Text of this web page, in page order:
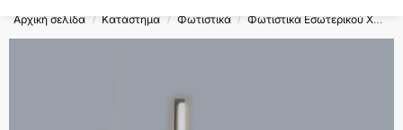
Αρχική σελίδα / Κατάστημα / Φωτιστικά / Φωτιστικά Εσωτερικού Χώρου